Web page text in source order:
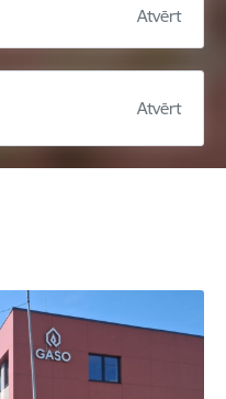
Atvērt
Atvērt